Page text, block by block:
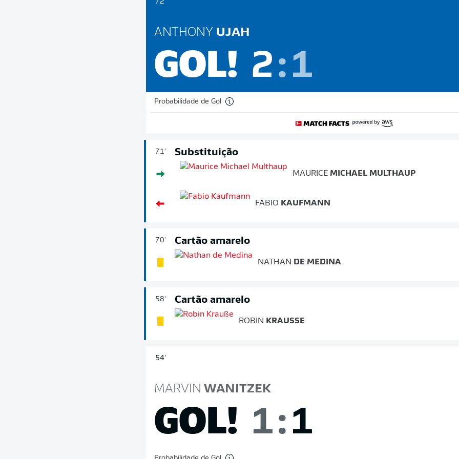
72'
ANTHONY UJAH
GOL! 2:1
Probabilidade de Gol
71' Substituição
MAURICE MICHAEL MULTHAUP
FABIO KAUFMANN
70' Cartão amarelo
NATHAN DE MEDINA
58' Cartão amarelo
ROBIN KRAUSSE
54'
MARVIN WANITZEK
GOL! 1:1